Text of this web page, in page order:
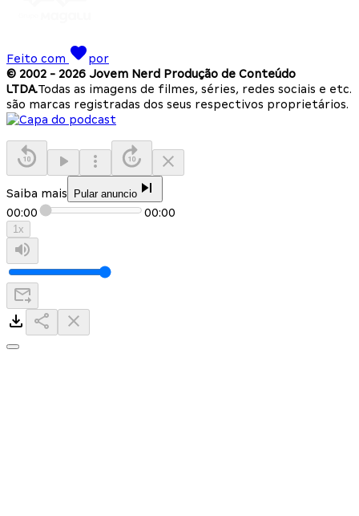
Feito com
por
© 2002 - 2026 Jovem Nerd Produção de Conteúdo
LTDA.Todas as imagens de filmes, séries, redes sociais e etc.
são marcas registradas dos seus respectivos proprietários.
Saiba mais Pular anuncio
00:00 00:00
1x